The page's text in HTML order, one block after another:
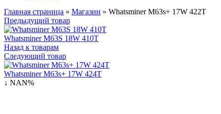
Главная страница » Магазин » Whatsminer M63s+ 17W 422T
Предыдущий товар
Whatsminer M63S 18W 410T
Назад к товарам
Следующий товар
Whatsminer M63s+ 17W 424T
↓ NAN%